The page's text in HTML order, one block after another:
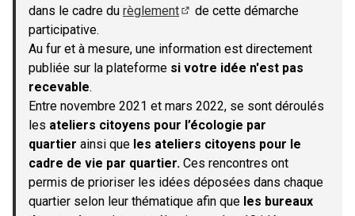
dans le cadre du règlement
de cette démarche
participative.
Au fur et à mesure, une information est directement
publiée sur la plateforme si votre idée n'est pas
recevable.
Entre novembre 2021 et mars 2022, se sont déroulés
les ateliers citoyens pour l’écologie par
quartier ainsi que les ateliers citoyens pour le
cadre de vie par quartier. Ces rencontres ont
permis de prioriser les idées déposées dans chaque
quartier selon leur thématique afin que les bureaux